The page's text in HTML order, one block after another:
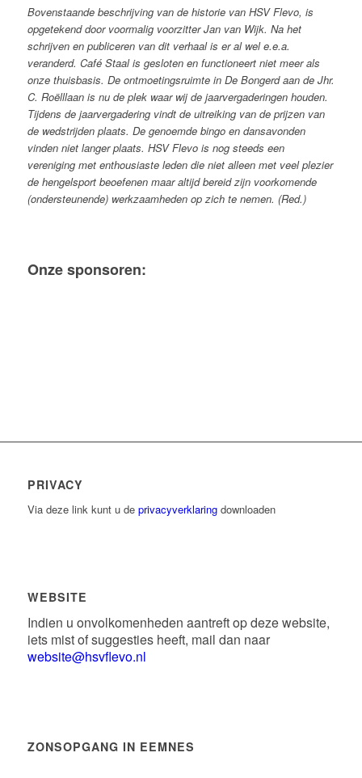
Bovenstaande beschrijving van de historie van HSV Flevo, is
opgetekend door voormalig voorzitter Jan van Wijk. Na het
schrijven en publiceren van dit verhaal is er al wel e.e.a.
veranderd. Café Staal is gesloten en functioneert niet meer als
onze thuisbasis. De ontmoetingsruimte in De Bongerd aan de Jhr.
C. Roëlllaan is nu de plek waar wij de jaarvergaderingen houden.
Tijdens de jaarvergadering vindt de uitreiking van de prijzen van
de wedstrijden plaats. De genoemde bingo en dansavonden
vinden niet langer plaats. HSV Flevo is nog steeds een
vereniging met enthousiaste leden die niet alleen met veel plezier
de hengelsport beoefenen maar altijd bereid zijn voorkomende
(ondersteunende) werkzaamheden op zich te nemen. (Red.)
Onze sponsoren:
PRIVACY
Via deze link kunt u de privacyverklaringdownloaden
WEBSITE
Indien u onvolkomenheden aantreft op deze website,
iets mist of suggesties heeft, mail dan naar
website@hsvflevo.nl
ZONSOPGANG IN EEMNES